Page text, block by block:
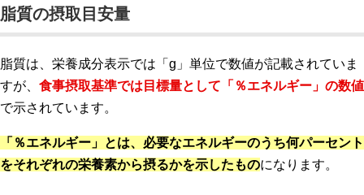
脂質の摂取目安量
脂質は、栄養成分表示では「g」単位で数値が記載されていま
すが、 食事摂取基準では目標量として「％エネルギー」の数値
で示されています。
「％エネルギー」とは、必要なエネルギーのうち何パーセント
をそれぞれの栄養素から摂るかを示したものになります。